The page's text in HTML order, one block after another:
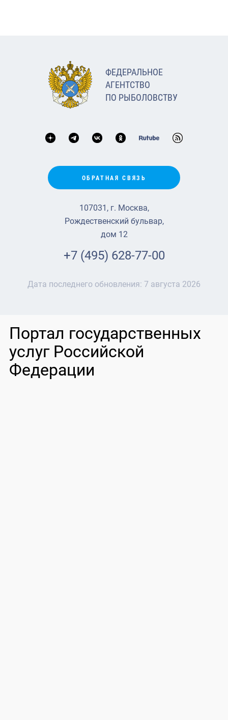
ФЕДЕРАЛЬНОЕ
АГЕНТСТВО
ПО РЫБОЛОВСТВУ
ОБРАТНАЯ СВЯЗЬ
107031, г. Москва,
Рождественский бульвар,
дом 12
+7 (495) 628-77-00
Дата последнего обновления: 7 августа 2026
Портал государственных
услуг Российской
Федерации